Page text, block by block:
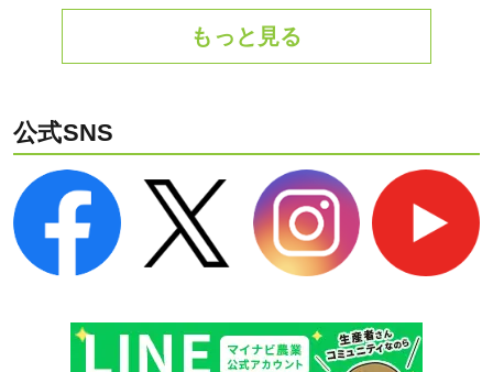
もっと見る
公式SNS